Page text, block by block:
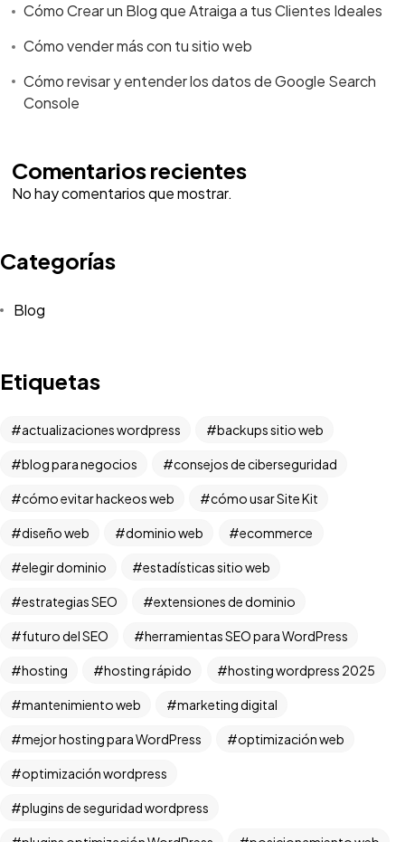
Cómo Crear un Blog que Atraiga a tus Clientes Ideales
Cómo vender más con tu sitio web
Cómo revisar y entender los datos de Google Search
Console
Comentarios recientes
No hay comentarios que mostrar.
Categorías
Blog
Etiquetas
actualizaciones wordpress backups sitio web
blog para negocios consejos de ciberseguridad
cómo evitar hackeos web cómo usar Site Kit
diseño web dominio web ecommerce
elegir dominio estadísticas sitio web
estrategias SEO extensiones de dominio
futuro del SEO herramientas SEO para WordPress
hosting hosting rápido hosting wordpress 2025
mantenimiento web marketing digital
mejor hosting para WordPress optimización web
optimización wordpress
plugins de seguridad wordpress